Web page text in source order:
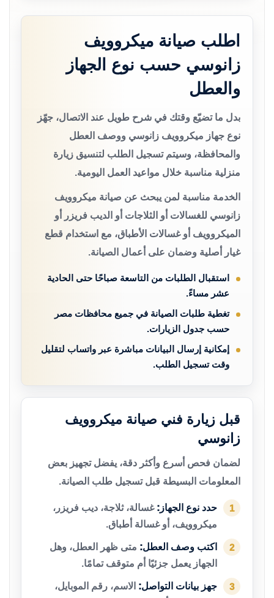
اطلب صيانة ميكروويف
زانوسي حسب نوع الجهاز
والعطل
بدل ما تضيّع وقتك في شرح طويل عند الاتصال، جهّز
نوع جهاز ميكروويف زانوسي ووصف العطل
والمحافظة، وسيتم تسجيل الطلب لتنسيق زيارة
منزلية مناسبة خلال مواعيد العمل اليومية.
الخدمة مناسبة لمن يبحث عن صيانة ميكروويف
زانوسي للغسالات أو الثلاجات أو الديب فريزر أو
الميكروويف أو غسالات الأطباق، مع استخدام قطع
غيار أصلية وضمان على أعمال الصيانة.
استقبال الطلبات من التاسعة صباحًا حتى الحادية
عشر مساءً.
تغطية طلبات الصيانة في جميع محافظات مصر
حسب جدول الزيارات.
إمكانية إرسال البيانات مباشرة عبر واتساب لتقليل
وقت تسجيل الطلب.
قبل زيارة فني صيانة ميكروويف
زانوسي
لضمان فحص أسرع وأكثر دقة، يفضل تجهيز بعض
المعلومات البسيطة قبل تسجيل طلب الصيانة.
1 حدد نوع الجهاز: غسالة، ثلاجة، ديب فريزر،
ميكروويف، أو غسالة أطباق.
2 اكتب وصف العطل: متى ظهر العطل، وهل
الجهاز يعمل جزئيًا أم متوقف تمامًا.
3 جهز بيانات التواصل: الاسم، رقم الموبايل،